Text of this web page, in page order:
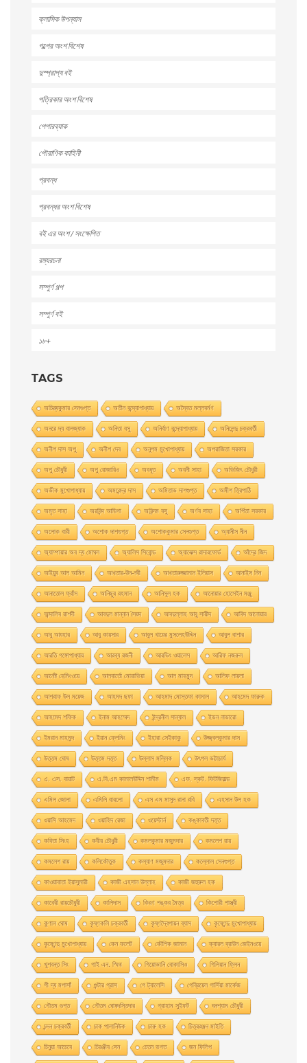
ক্লাসিক উপন্যাস
গল্পের অংশ বিশেষ
দুস্প্রাপ্য বই
পত্রিকার অংশ বিশেষ
পেপারব্যাক
পৌরাণিক কাহিনী
প্রবন্ধ
প্রবন্ধর অংশ বিশেষ
বই এর অংশ / সংক্ষেপিত
রম্যরচনা
সম্পুর্ণ গল্প
সম্পুর্ণ বই
১৮+
TAGS
অচিন্ত্যকুমার সেনগুপ্ত অতীন বন্দ্যোপাধ্যায় অদ্বৈত মল্লবর্মণ
অনরে দ্য বালজ্যাক অনিতা বসু অনির্বাণ বন্দ্যোপাধ্যায় অনিলেন্দু চক্রবর্তী
অনীশ দাস অপু অনীশ দেব অনুপম মুখোপাধ্যায় অপরাজিতা সরকার
অপু চৌধুরী অপু রােজারিও অবধূত অবনী সাহা অভিজিৎ চৌধুরী
অভীক মুখোপাধ্যায় অমরেন্দ্র দাস অমিতাভ দাশগুপ্ত অমীশ ত্রিপাঠি
অমৃত সাহা অরবিন্দ আডিগা অরিন্দম বসু অর্ণব সাহা অর্পিতা সরকার
অলোক বারী অশােক দাশগুপ্ত অশোককুমার সেনগুপ্ত অ্যানীস নীন
অ্যাম্পায়ার অব দ্য মােঘল অ্যালিস সিবােন্ড অ্যালেক্স রাদারফোর্ড আঁদ্রে জিদ
আইয়ুব আল আমিন আখতার-উন-নবী আখতারুজ্জামান ইলিয়াস আনাইস নিন
আনাতােল ফ্রাঁস আনিছুর রহমান আনিসুল হক আনোয়ার হোসেইন মঞ্জু
আন্দালিব রাশদী আবদুল মান্নান সৈয়দ আবদুল্লাহ আবু সায়ীদ আবিদ আনোয়ার
আবু আযহার আবু কায়সার আবুল খায়ের মুসলেহউদ্দিন আবুল বাশার
আরতি গঙ্গোপাধ্যায় আরব্য রজনী আরভিং ওয়ালেস আরিফ নজরুল
আর্নেষ্ট হেমিংওয়ে আলবার্তো মােরাভিয়া আল মাহমুদ আলিফ লায়লা
আশরাফ উল ময়েজ আহমদ ছফা আহমাদ মোস্তফা কামাল আহমেদ ফারুক
আহমেদ শফিক ইনাম আহম্মেদ ইন্দ্রনীল সান্যাল ইভন নাভারাে
ইমরান মাহমুদ ইয়ান ফ্লেমিং ইহারা সেইকাকু উজ্জ্বলকুমার দাস
উত্তম ঘােষ উত্তম দত্ত উল্লাস মল্লিক উৎপল ভট্টাচার্য
এ. এস. বায়াট এ.বি.এম কামালউদ্দিন শামীম এফ. স্কট. ফিটজিরাল্ড
এমিল জোলা এমিলি বারলো এস এম মাসুদ রানা রবি এহসান উল হক
ওয়াসি আহমেদ ওয়াহিদ রেজা ওয়েস্টার্ন কঙ্কাবতী দত্ত
কবিতা সিংহ কবীর চৌধুরী কমলকুমার মজুমদার কমলেশ রায়
কমলেশ রায় কলিকৌতুক কল্যাণ মজুমদার কল্লোল সেনগুপ্ত
কাওয়াবাতা ইয়াসুমারী কাজী এহসান উল্লাহ কাজী জহুরুল হক
কাবেরী রায়চৌধুরী কালিদাস কিরণ শঙ্কর মৈত্র কিশোরী শাস্ত্রী
কুণাল ঘোষ কৃষ্ণকলি চক্রবর্তী কৃষ্ণদ্বৈপায়ন ব্যাস কৃষ্ণেন্দু মুখােপাধ্যায়
কৃষ্ণেন্দু মুখোপাধ্যায় কেন ফলেট কৌশিক জামান ক্যারল ব্রাউন জেইনওয়ে
খুশবন্ত সিং গাই এন. স্মিথ গিয়ােভানি বােকাসিও গিলিয়ান ফ্লিন
গী দ্য মপাসাঁ গুন্টার গ্রাস গে ট্যালেসি গেব্রিয়েল গার্সিয়া মার্কেজ
গৌতম গুপ্ত গৌতম ঘোষদস্তিদার গ্রাহাম সুইফট ঘনশ্যাম চৌধুরী
চন্দন চক্রবর্তী চাক পালানিউক চারু হক চিত্ররঞ্জন মাইতি
চিনুয়া আচেবে চিরঞ্জীব সেন চেতন ভগত জন ফিলিপ